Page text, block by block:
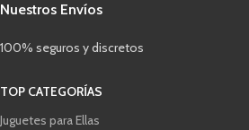
Nuestros Envíos
100% seguros y discretos
TOP CATEGORÍAS
Juguetes para Ellas